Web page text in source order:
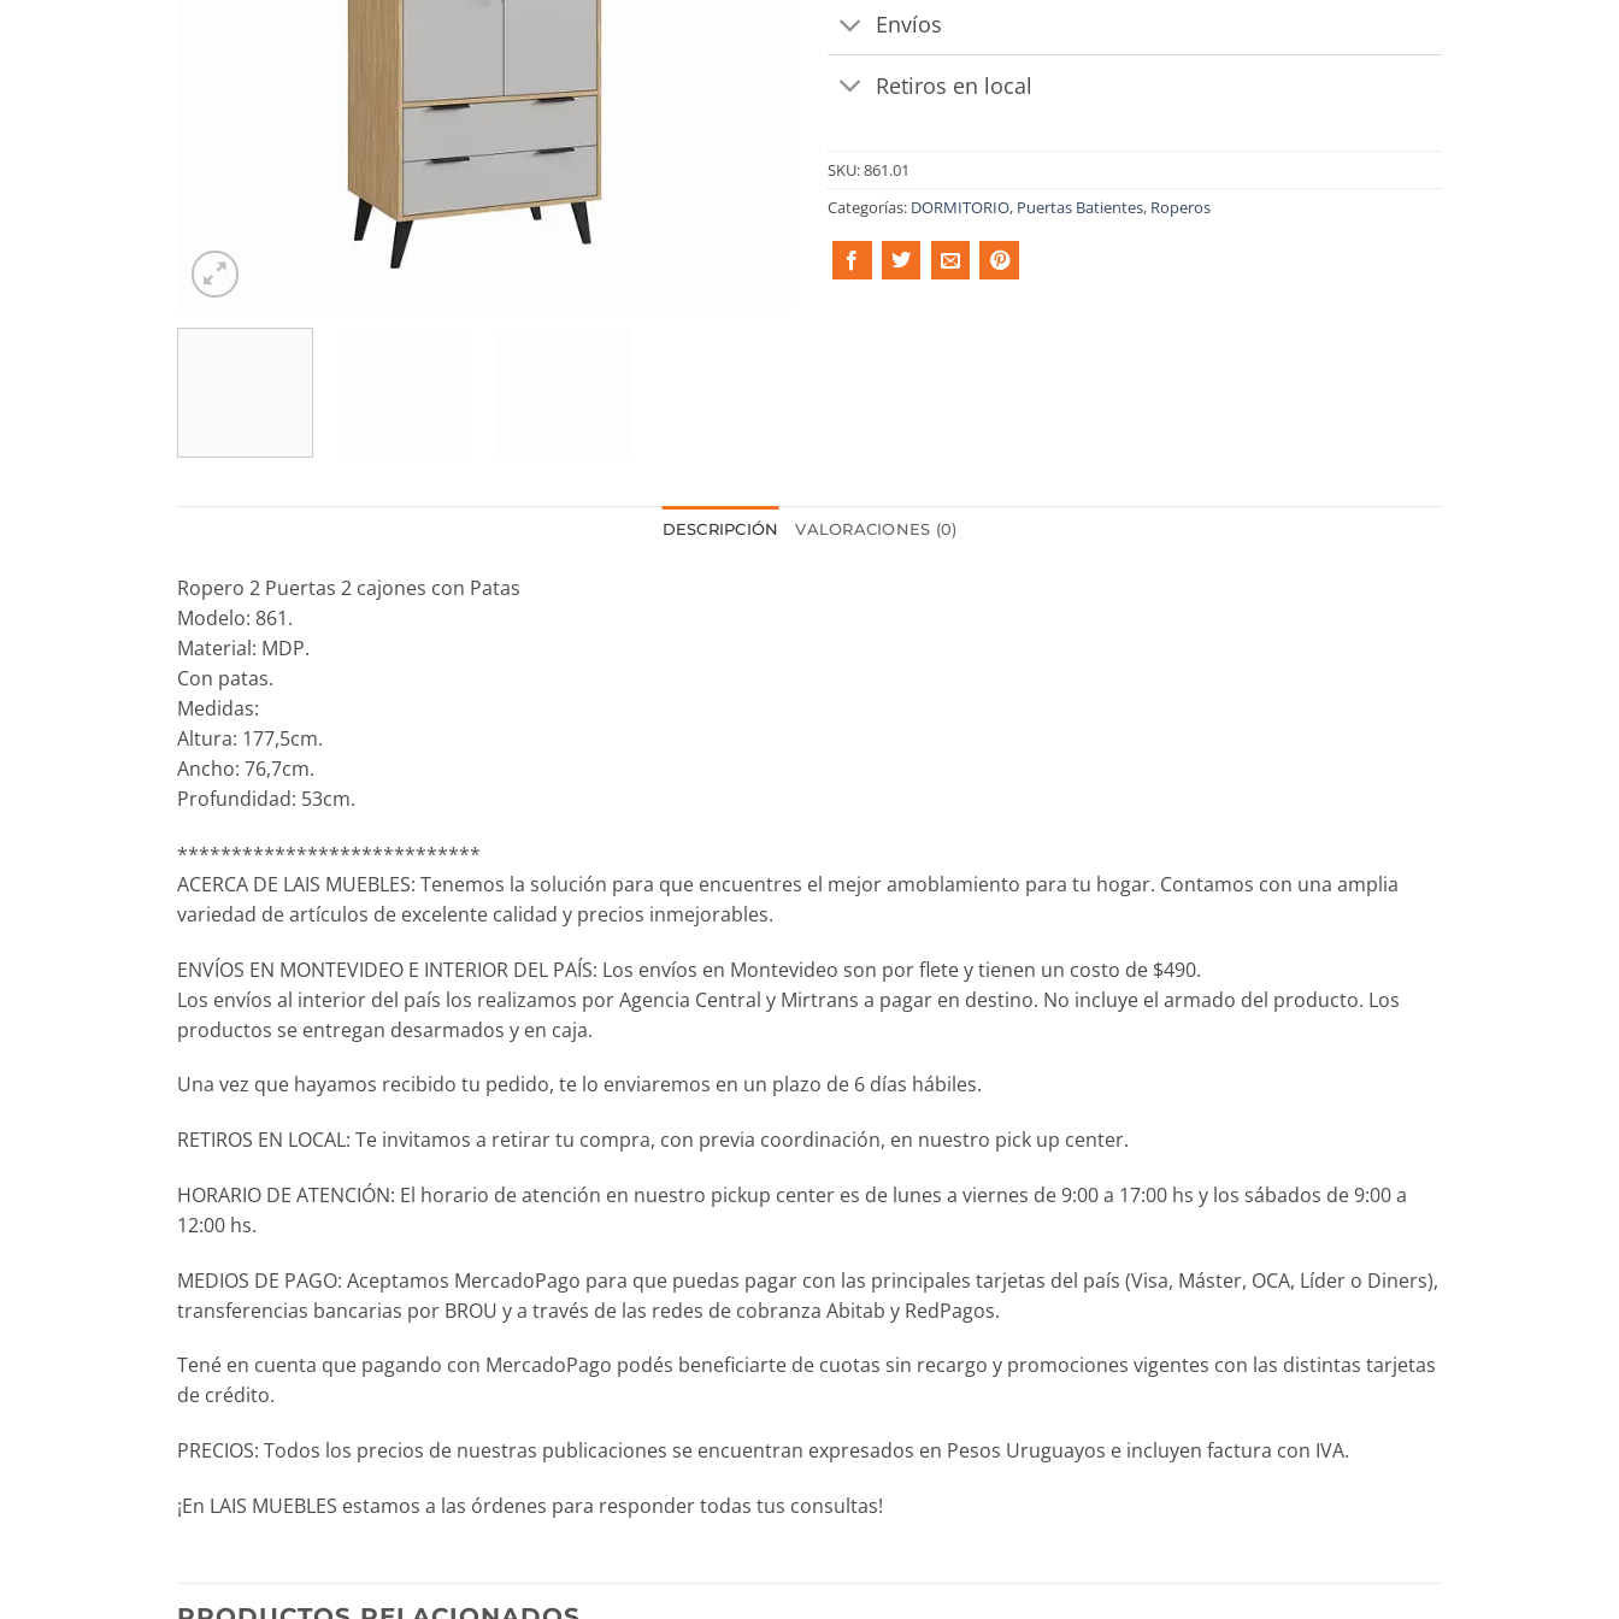
Envíos
Retiros en local
SKU:861.01
Categorías: DORMITORIO, Puertas Batientes, Roperos
DESCRIPCIÓN VALORACIONES (0)
Ropero 2 Puertas 2 cajones con Patas
Modelo: 861.
Material: MDP.
Con patas.
Medidas:
Altura: 177,5cm.
Ancho: 76,7cm.
Profundidad: 53cm.
****************************
ACERCA DE LAIS MUEBLES: Tenemos la solución para que encuentres el mejor amoblamiento para tu hogar. Contamos con una amplia
variedad de artículos de excelente calidad y precios inmejorables.
ENVÍOS EN MONTEVIDEO E INTERIOR DEL PAÍS: Los envíos en Montevideo son por flete y tienen un costo de $490.
Los envíos al interior del país los realizamos por Agencia Central y Mirtrans a pagar en destino. No incluye el armado del producto. Los
productos se entregan desarmados y en caja.
Una vez que hayamos recibido tu pedido, te lo enviaremos en un plazo de 6 días hábiles.
RETIROS EN LOCAL: Te invitamos a retirar tu compra, con previa coordinación, en nuestro pick up center.
HORARIO DE ATENCIÓN: El horario de atención en nuestro pickup center es de lunes a viernes de 9:00 a 17:00 hs y los sábados de 9:00 a
12:00 hs.
MEDIOS DE PAGO: Aceptamos MercadoPago para que puedas pagar con las principales tarjetas del país (Visa, Máster, OCA, Líder o Diners),
transferencias bancarias por BROU y a través de las redes de cobranza Abitab y RedPagos.
Tené en cuenta que pagando con MercadoPago podés beneficiarte de cuotas sin recargo y promociones vigentes con las distintas tarjetas
de crédito.
PRECIOS: Todos los precios de nuestras publicaciones se encuentran expresados en Pesos Uruguayos e incluyen factura con IVA.
¡En LAIS MUEBLES estamos a las órdenes para responder todas tus consultas!